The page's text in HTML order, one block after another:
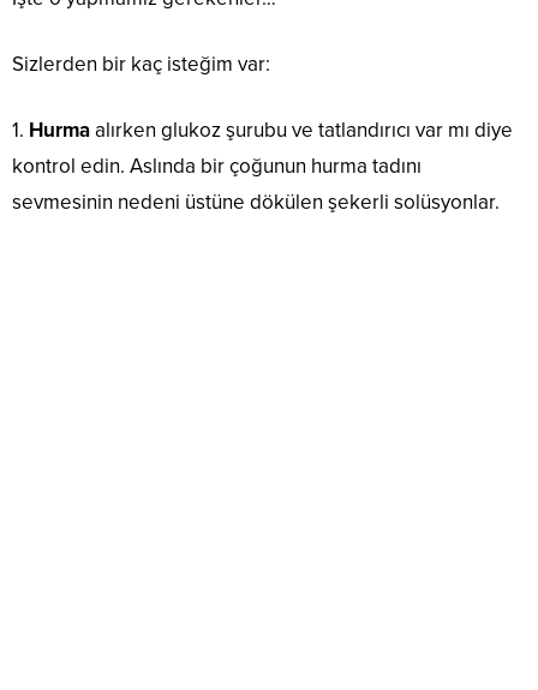
Sizlerden bir kaç isteğim var:
1. Hurmaalırken glukoz şurubu ve tatlandırıcı var mı diye
kontrol edin. Aslında bir çoğunun hurma tadını
sevmesinin nedeni üstüne dökülen şekerli solüsyonlar.